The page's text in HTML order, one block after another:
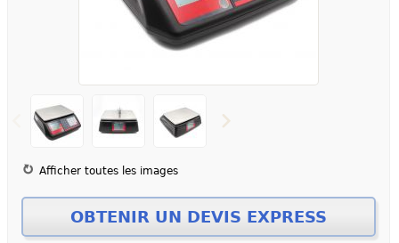
Afficher toutes les images